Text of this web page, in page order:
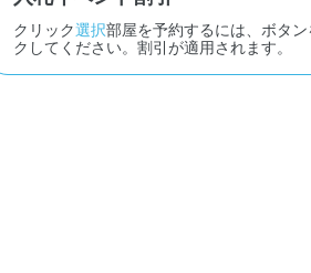
クリック選択部屋を予約するには、ボタン
クしてください。割引が適用されます。